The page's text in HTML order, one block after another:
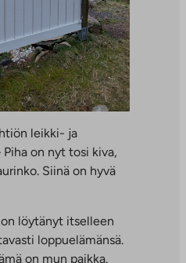
leikki- ja
on nyt tosi kiva,
Siinä on hyvä
löytänyt itselleen
loppuelämänsä.
on mun paikka.